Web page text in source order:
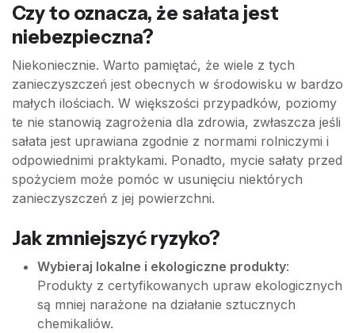
Czy to oznacza, że sałata jest
niebezpieczna?
Niekoniecznie. Warto pamiętać, że wiele z tych
zanieczyszczeń jest obecnych w środowisku w bardzo
małych ilościach. W większości przypadków, poziomy
te nie stanowią zagrożenia dla zdrowia, zwłaszcza jeśli
sałata jest uprawiana zgodnie z normami rolniczymi i
odpowiednimi praktykami. Ponadto, mycie sałaty przed
spożyciem może pomóc w usunięciu niektórych
zanieczyszczeń z jej powierzchni.
Jak zmniejszyć ryzyko?
Wybieraj lokalne i ekologiczne produkty:
Produkty z certyfikowanych upraw ekologicznych
są mniej narażone na działanie sztucznych
chemikaliów.